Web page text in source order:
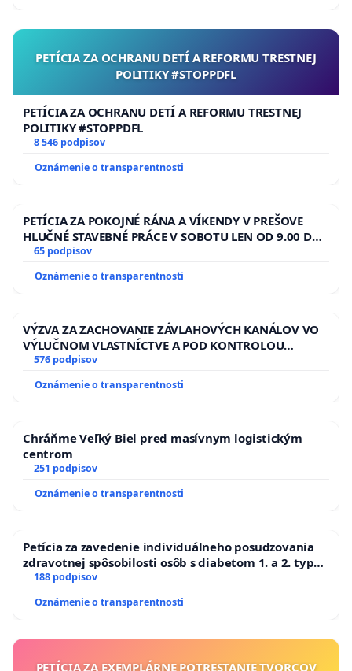
PETÍCIA ZA OCHRANU DETÍ A REFORMU TRESTNEJ
POLITIKY #STOPPDFL
PETÍCIA ZA OCHRANU DETÍ A REFORMU TRESTNEJ
POLITIKY #STOPPDFL
8 546 podpisov
Oznámenie o transparentnosti
PETÍCIA ZA POKOJNÉ RÁNA A VÍKENDY V PREŠOVE
HLUČNÉ STAVEBNÉ PRÁCE V SOBOTU LEN OD 9.00 DO
13.00 HOD., CEZ PRACOVNÝ TÝŽDEŇ CIEĽ 8.00 – 18.00
ĎUMBIERSKEJ/MAGU
65 podpisov
Oznámenie o transparentnosti
VÝZVA ZA ZACHOVANIE ZÁVLAHOVÝCH KANÁLOV VO
VÝLUČNOM VLASTNÍCTVE A POD KONTROLOU
SLOVENSKEJ REPUBLIKY & žiadosť na riešenie
kanálov na Slovensku
576 podpisov
Oznámenie o transparentnosti
Chráňme Veľký Biel pred masívnym logistickým
centrom
251 podpisov
Oznámenie o transparentnosti
Petícia za zavedenie individuálneho posudzovania
zdravotnej spôsobilosti osôb s diabetom 1. a 2. typu
pri prijímaní do Policajného zboru SR
188 podpisov
Oznámenie o transparentnosti
PETÍCIA ZA EXEMPLÁRNE POTRESTANIE TVORCOV